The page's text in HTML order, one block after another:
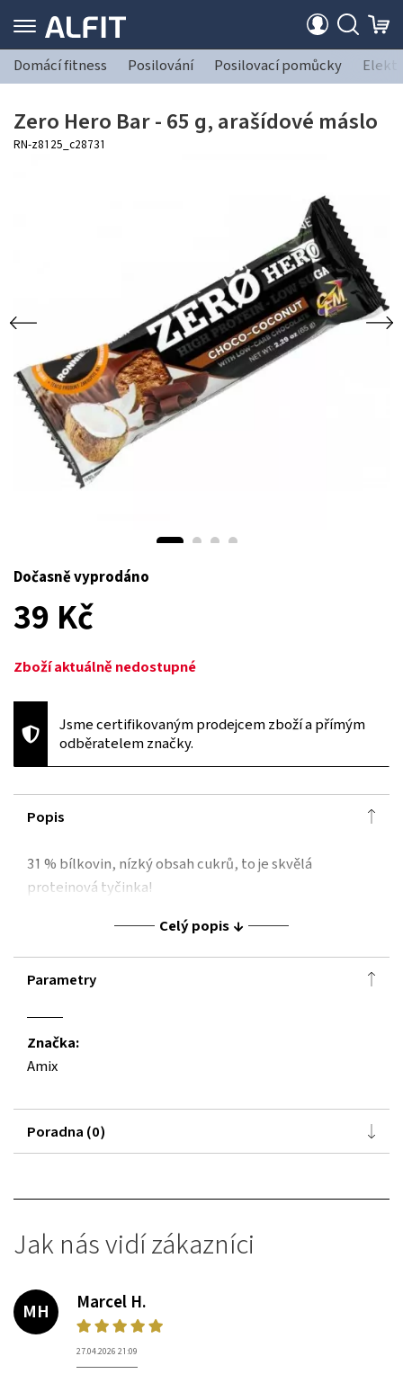
Domácí fitness Posilování Posilovací pomůcky
Zero Hero Bar - 65 g, arašídové máslo
RN-z8125_c28731
Dočasně vyprodáno
39 Kč
Zboží aktuálně nedostupné
Jsme certifikovaným prodejcem zboží a přímým
odběratelem značky.
Popis
31 % bílkovin, nízký obsah cukrů, to je skvělá
proteinová tyčinka!
Celý popis
Parametry
Značka:
Amix
Poradna (0)
Jak nás vidí zákazníci
MH
Marcel H.
27.04.2026 21:09